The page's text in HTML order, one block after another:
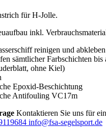
für H-Jolle.
inkl.
reinigen und abkleben
sämtlicher Farbschichten
ohne Kiel)
Epoxid-Beschichtung
Antifouling VC17m
Kontaktieren Sie uns für
info@fsa-segelsport.de